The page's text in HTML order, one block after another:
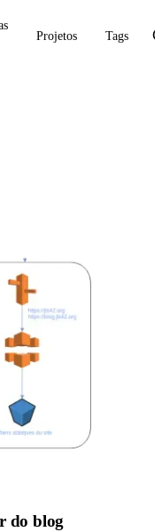
Projetos Tags
do blog